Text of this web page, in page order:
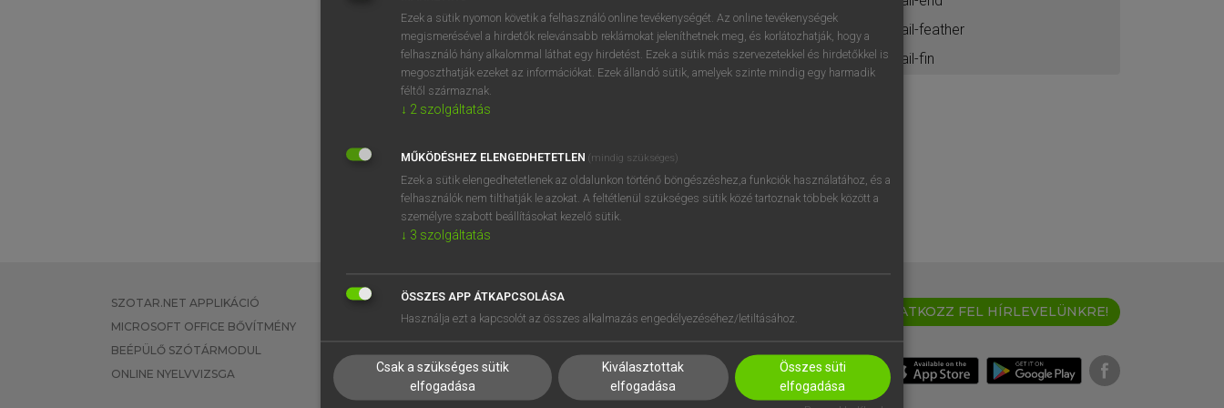
tail-feather
tail-fin
SZOTAR.NET APPLIKÁCIÓ
MICROSOFT OFFICE BŐVÍTMÉNY
BEÉPÜLŐ SZÓTÁRMODUL
ONLINE NYELVVIZSGA
EGYÉNI FELHASZNÁLÓKNAK
TANULÓKNAK
VÁLLALATI MEGOLDÁSOK
SÚGÓ
RÓLUNK
SÜTI BEÁLLÍTÁSOK
IRATKOZZ FEL HÍRLEVELÜNKRE!
Ezek a sütik nyomon követik a felhasználó online tevékenységét. Az online tevékenységek
megismerésével a hirdetők relevánsabb reklámokat jeleníthetnek meg, és korlátozhatják, hogy a
felhasználó hány alkalommal láthat egy hirdetést. Ezek a sütik más szervezetekkel és hirdetőkkel is
megoszthatják ezeket az információkat. Ezek állandó sütik, amelyek szinte mindig egy harmadik
féltől származnak.
↓ 2 szolgáltatás
MŰKÖDÉSHEZ ELENGEDHETETLEN (mindig szükséges)
Ezek a sütik elengedhetetlenek az oldalunkon történő böngészéshez,a funkciók használatához, és a
felhasználók nem tilthatják le azokat. A feltétlenül szükséges sütik közé tartoznak többek között a
személyre szabott beállításokat kezelő sütik.
↓ 3 szolgáltatás
ÖSSZES APP ÁTKAPCSOLÁSA
Használja ezt a kapcsolót az összes alkalmazás engedélyezéséhez/letiltásához.
Csak a szükséges sütik
elfogadása
Kiválasztottak
elfogadása
Összes süti
elfogadása